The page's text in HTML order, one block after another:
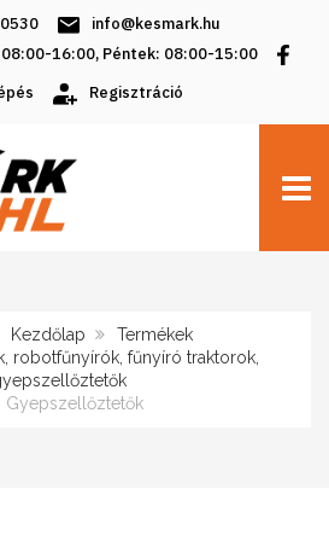
info@kesmark.hu
16:00, Péntek: 08:00-15:00
Regisztráció
Kezdőlap
Termékek
robotfűnyírók, fűnyíró traktorok,
Gyepszellőztetők